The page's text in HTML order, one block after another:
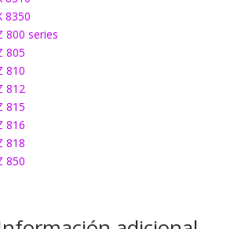
8350
800 series
805
810
812
815
816
818
850